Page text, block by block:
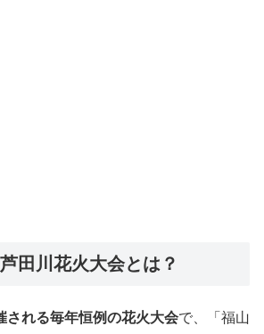
田川花火大会とは？
される毎年恒例の花火大会で、「福山